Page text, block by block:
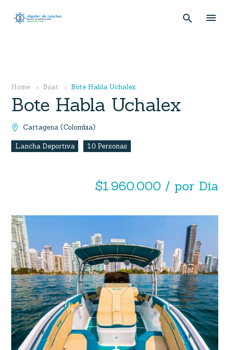
Home Boat Bote Habla Uchalex
Bote Habla Uchalex
 Cartagena (Colombia)
Lancha Deportiva 10 Personas
$1.960.000 / por Dia